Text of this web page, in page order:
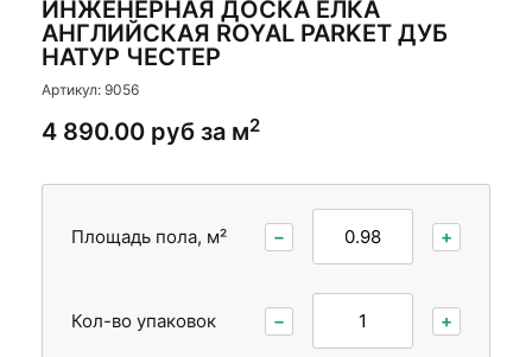
ИНЖЕНЕРНАЯ ДОСКА ЕЛКА
АНГЛИЙСКАЯ ROYAL PARKET ДУБ
НАТУР ЧЕСТЕР
Артикул: 9056
4 890.00 руб за м2
Площадь пола, м² − +
Кол-во упаковок − +
Стеновые панели
Межкомнатные двери